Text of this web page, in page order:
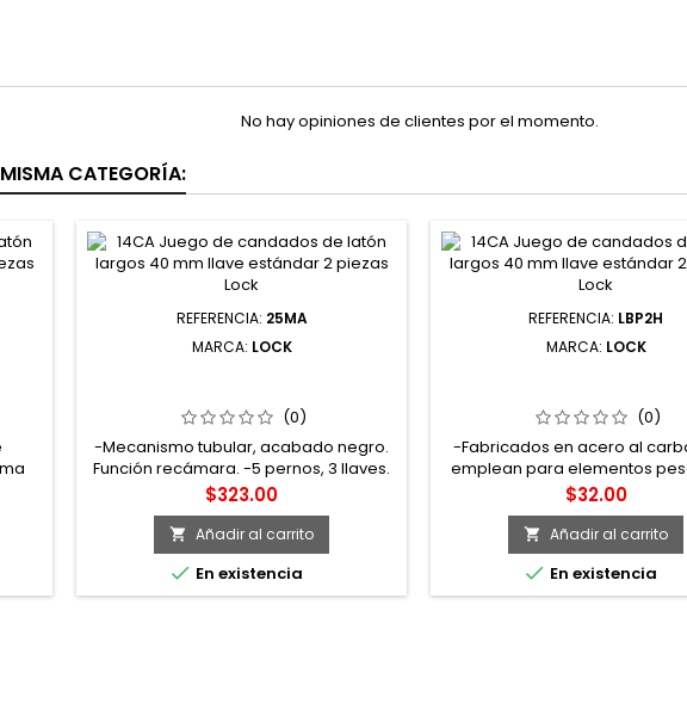
No hay opiniones de clientes por el momento.
CATEGORÍA:
el
REFERENCIA: 25MA
MARCA: LOCK
ESTÁNDAR BLÍSTER LOCK
(0)
-Mecanismo tubular, acabado negro.
Función recámara. -5 pernos, 3 llaves.
200,000 ciclos de trabajo. -Fácil de
instalar. -Ideal para puertas abatibles
de metal y madera.
Precio
$323.00
 Añadir al carrito
 En existencia
REFERENCIA: LBP2H
MARCA: LOCK
(0)
-Fabricados en acero al
emplean para elementos
muy largos. -Son continuas y
los elementos a sujetar en
medida. -Rosca rectificada.
3 a 5 hilos.
Precio
$32.00
 Añadir al carrito
 En existencia